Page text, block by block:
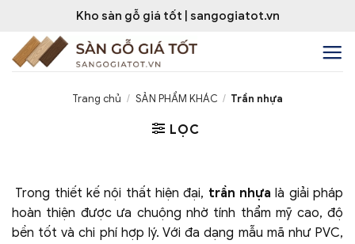
dung
Kho sàn gỗ giá tốt | sangogiatot.vn
Trang chủ / SẢN PHẨM KHÁC / Trần nhựa
LỌC
Trong thiết kế nội thất hiện đại, trần nhựa là giải pháp
hoàn thiện được ưa chuộng nhờ tính thẩm mỹ cao, độ
bền tốt và chi phí hợp lý. Với đa dạng mẫu mã như PVC,